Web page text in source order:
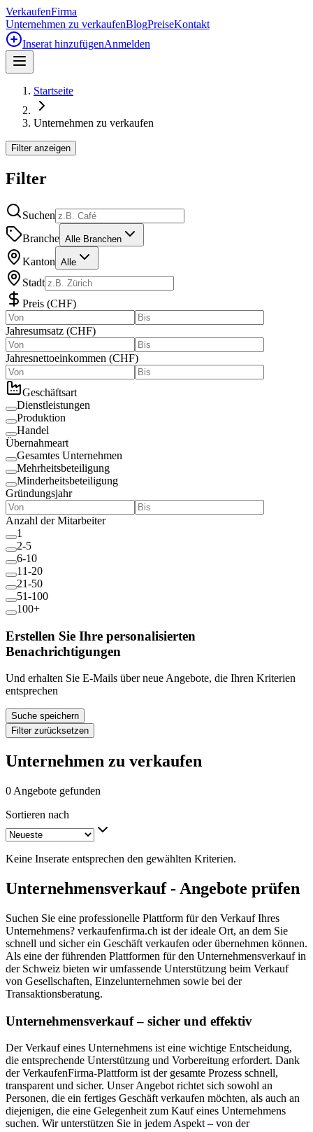
VerkaufenFirma
Unternehmen zu verkaufenBlogPreiseKontakt
Inserat hinzufügenAnmelden
Startseite
Unternehmen zu verkaufen
Filter anzeigen
Filter
Suchen
Branche Alle Branchen
Kanton Alle
Stadt
Preis (CHF)
Jahresumsatz (CHF)
Jahresnettoeinkommen (CHF)
Geschäftsart
Dienstleistungen
Produktion
Handel
Übernahmeart
Gesamtes Unternehmen
Mehrheitsbeteiligung
Minderheitsbeteiligung
Gründungsjahr
Anzahl der Mitarbeiter
1
2-5
6-10
11-20
21-50
51-100
100+
Erstellen Sie Ihre personalisierten
Benachrichtigungen
Und erhalten Sie E-Mails über neue Angebote, die Ihren Kriterien
entsprechen
Suche speichern
Filter zurücksetzen
Unternehmen zu verkaufen
0 Angebote gefunden
Sortieren nach
Keine Inserate entsprechen den gewählten Kriterien.
Unternehmensverkauf - Angebote prüfen
Suchen Sie eine professionelle Plattform für den Verkauf Ihres
Unternehmens? verkaufenfirma.ch ist der ideale Ort, an dem Sie
schnell und sicher ein Geschäft verkaufen oder übernehmen können.
Als eine der führenden Plattformen für den Unternehmensverkauf in
der Schweiz bieten wir umfassende Unterstützung beim Verkauf
von Gesellschaften, Einzelunternehmen sowie bei der
Transaktionsberatung.
Unternehmensverkauf – sicher und effektiv
Der Verkauf eines Unternehmens ist eine wichtige Entscheidung,
die entsprechende Unterstützung und Vorbereitung erfordert. Dank
der VerkaufenFirma-Plattform ist der gesamte Prozess schnell,
transparent und sicher. Unser Angebot richtet sich sowohl an
Personen, die ein fertiges Geschäft verkaufen möchten, als auch an
diejenigen, die eine Gelegenheit zum Kauf eines Unternehmens
suchen. Wir unterstützen Sie in jedem Aspekt – von der